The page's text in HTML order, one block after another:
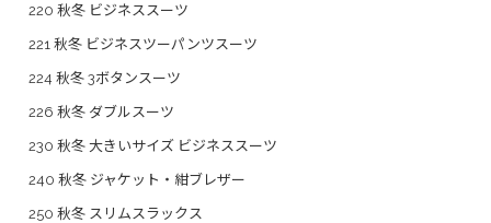
220 秋冬 ビジネススーツ
221 秋冬 ビジネスツーパンツスーツ
224 秋冬 3ボタンスーツ
226 秋冬 ダブルスーツ
230 秋冬 大きいサイズ ビジネススーツ
240 秋冬 ジャケット・紺ブレザー
250 秋冬 スリムスラックス